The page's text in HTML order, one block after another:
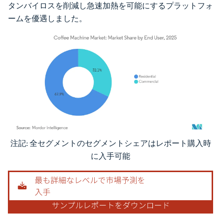
タンバイロスを削減し急速加熱を可能にするプラットフォ
ームを優遇しました。
画像 © Mordor Intelligence。再利用にはCC BY 4.0の表示が必要です。
注記: 全セグメントのセグメントシェアはレポート購入時
に入手可能